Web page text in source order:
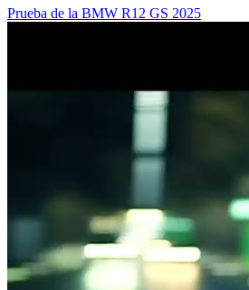
Prueba de la BMW R12 GS 2025